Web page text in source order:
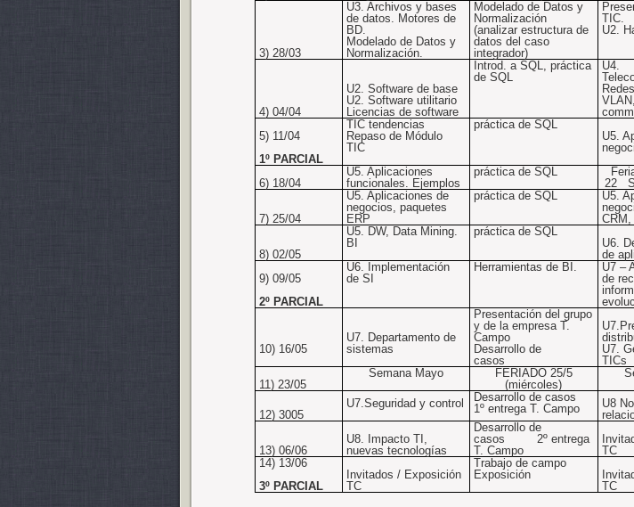
3) 28/03
U3. Archivos y bases
de datos. Motores de
BD.
Modelado de Datos y
Normalización.
Modelado de Datos y
Normalización
(analizar estructura de
datos del caso
integrador)
TIC.
U2.
4) 04/04
U2. Software de base
U2. Software utilitario
Licencias de software
Introd. a SQL,práctica
de SQL
U4.
5) 11/04
1º PARCIAL
TIC tendencias
Repaso de Módulo
TIC
práctica de SQL
U5.
6) 18/04
U5. Aplicaciones
funcionales. Ejemplos
práctica de SQL
22
7) 25/04
U5. Aplicaciones de
negocios, paquetes
ERP
práctica de SQL
U5.
CRM,
8) 02/05
U5. DW, Data Mining.
BI
práctica de SQL
U6.
de
9) 09/05
2º PARCIAL
U6. Implementación
de SI
Herramientas de BI.
U7 –
de
10) 16/05
U7. Departamento de
sistemas
Presentación del grupo
y de la empresa T.
Campo
Desarrollo de
casos
U7.
TICs
11) 23/05
Semana Mayo
FERIADO 25/5
(miércoles)
12) 3005
U7.Seguridad y control
Desarrollo de casos
1º entrega T. Campo
U8
13) 06/06
U8. Impacto TI,
nuevas tecnologías
Desarrollo de
casos
2º entrega
T. Campo
TC
14) 13/06
3º PARCIAL
Invitados / Exposición
TC
Trabajo de campo
Exposición
TC